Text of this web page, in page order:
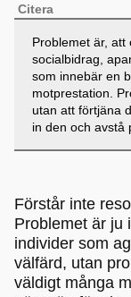
Citera
Problemet är, att
socialbidrag,
som innebär en
motprestation.
utan att förtjäna
in den och avstå
Förstår inte
Problemet är ju
individer som
välfärd, utan
väldigt många